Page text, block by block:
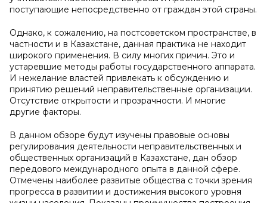
поступающие непосредственно от граждан этой страны.
Однако, к сожалению, на постсоветском пространстве, в
частности и в Казахстане, данная практика не находит
широкого применения. В силу многих причин. Это и
устаревшие методы работы государственного аппарата.
И нежелание властей привлекать к обсуждению и
принятию решений неправительственные организации.
Отсутствие открытости и прозрачности. И многие
другие факторы.
В данном обзоре будут изучены правовые основы
регулирования деятельности неправительственных и
общественных организаций в Казахстане, дан обзор
передового международного опыта в данной сфере.
Отмечены наиболее развитые общества с точки зрения
прогресса в развитии и достижения высокого уровня